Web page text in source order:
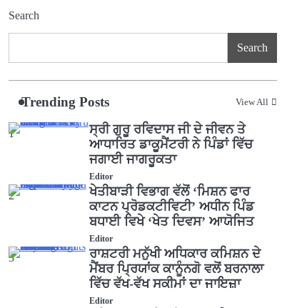
Search
Search
Trending Posts View All
1
ਸ੍ਰੀ ਗੁਰੂ ਰਵਿਦਾਸ ਜੀ ਦੇ ਜੀਵਨ ਤੇ
ਆਧਾਰਿਤ ਡਾਕੂਮੈਂਟਰੀ ਨੇ ਪਿੰਡਾਂ ਵਿੱਚ
ਜਗਾਈ ਜਾਗਰੂਕਤਾ
Editor
2
ਖੇਤੀਬਾੜੀ ਵਿਭਾਗ ਵੱਲੋਂ ‘ਮਿਸ਼ਨ ਫਾਰ
ਕਾਟਨ ਪ੍ਰੋਡਕਟੀਵਿਟੀ’ ਅਧੀਨ ਪਿੰਡ
ਬਧਾਈ ਵਿਖੇ ‘ਖੇਤ ਦਿਵਸ’ ਆਯੋਜਿਤ
Editor
3
ਰਾਸ਼ਟਰੀ ਮਨੁੱਖੀ ਅਧਿਕਾਰ ਕਮਿਸ਼ਨ ਦੇ
ਮੈਂਬਰ ਪ੍ਰਿਯਾਂਕ ਕਾਨੂੰਨਗੋ ਵਲੋਂ ਬਰਨਾਲਾ
ਵਿੱਚ ਵੱਖ-ਵੱਖ ਸਕੀਮਾਂ ਦਾ ਜਾਇਜ਼ਾ
Editor